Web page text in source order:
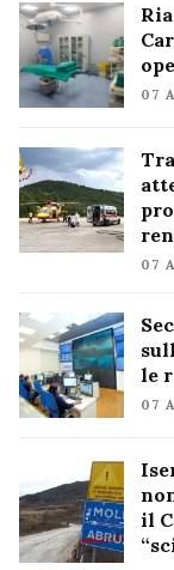
07
07
le
07
il